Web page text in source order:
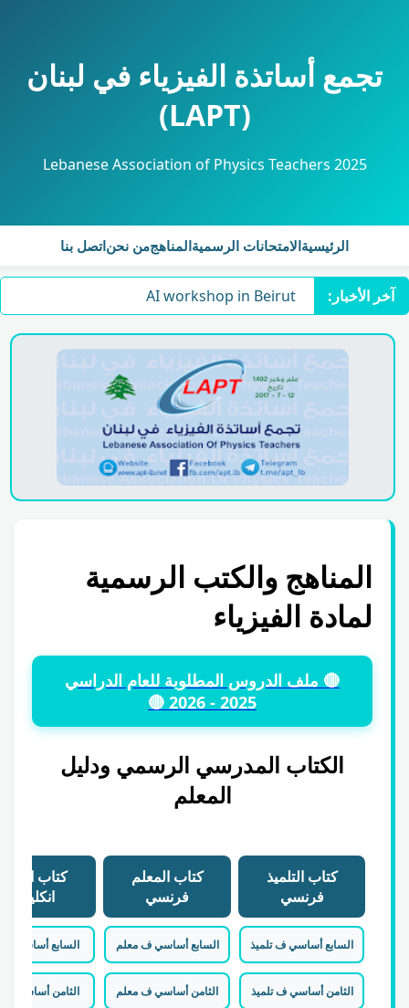
تجمع أساتذة الفيزياء في لبنان
(LAPT)
Lebanese Association of Physics Teachers 2025
الرئيسيةالامتحانات الرسميةالمناهجمن نحناتصل بنا
آخر الأخبار: AI workshop in Beirut
المناهج والكتب الرسمية
لمادة الفيزياء
🔴 ملف الدروس المطلوبة للعام الدراسي
2025 - 2026 🔴
الكتاب المدرسي الرسمي ودليل
المعلم
كتاب التلميذ
فرنسي
كتاب المعلم
فرنسي
كتاب
انكليزي
السابع أساسي ف تلميذ السابع أساسي ف معلم السابع أساسي إ
الثامن أساسي ف تلميذ الثامن أساسي ف معلم الثامن أساسي إ